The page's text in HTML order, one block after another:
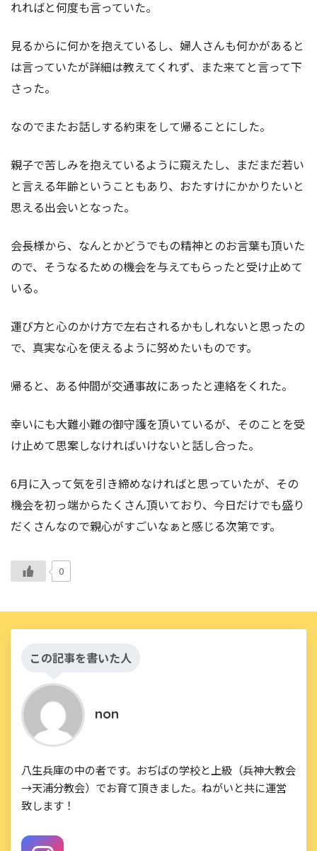
れればと何度も言っていた。
見るからに何かを抱えているし、婦人さんも何かがあると
は言っていたが詳細は教えてくれず、また来てと言って下
さった。
なのでまたお話しする約束をして帰ることにした。
親子で苦しみを抱えているように窺えたし、まだまだ若い
と言える年齢ということもあり、おたすけにかかりたいと
思える出会いとなった。
会長様から、なんとかどうでもの精神とのお言葉も頂いた
ので、そうなるための機会を与えてもらったと受け止めて
いる。
運び方と心のかけ方で左右されるかもしれないと思ったの
で、真実な心を使えるように努めたいものです。
帰ると、ある仲間が交通事故にあったと連絡をくれた。
幸いにも大難小難の御守護を頂いているが、そのことを受
け止めて思案しなければいけないと話し合った。
6月に入って気を引き締めなければと思っていたが、その
機会を初っ端からたくさん頂いており、今日だけでも盛り
だくさんなので親心がすごいなぁと感じる次第です。
0
この記事を書いた人
non
八生兵庫の中の者です。おぢばの学校と上級（兵神大教会
→天浦分教会）でお育て頂きました。ねがいと共に運営
致します！